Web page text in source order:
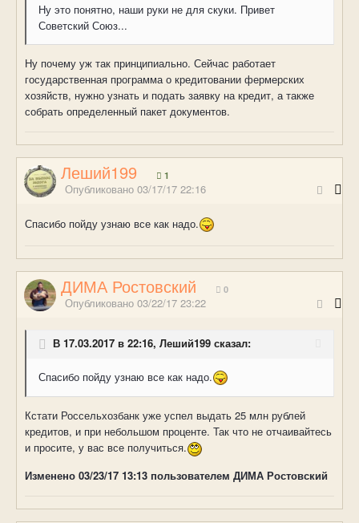
Ну это понятно, наши руки не для скуки. Привет
Советский Союз...
Ну почему уж так принципиально. Сейчас работает
государственная программа о кредитовании фермерских
хозяйств, нужно узнать и подать заявку на кредит, а также
собрать определенный пакет документов.
Леший199 1
Опубликовано 03/17/17 22:16
Спасибо пойду узнаю все как надо.
ДИМА Ростовский 0
Опубликовано 03/22/17 23:22
В 17.03.2017 в 22:16, Леший199 сказал:
Спасибо пойду узнаю все как надо.
Кстати Россельхозбанк уже успел выдать 25 млн рублей
кредитов, и при небольшом проценте. Так что не отчаивайтесь
и просите, у вас все получиться.
Изменено 03/23/17 13:13 пользователем ДИМА Ростовский